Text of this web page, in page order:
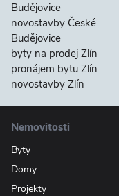
Budějovice
novostavby České
Budějovice
byty na prodej Zlín
pronájem bytu Zlín
novostavby Zlín
Nemovitosti
Byty
Domy
Projekty